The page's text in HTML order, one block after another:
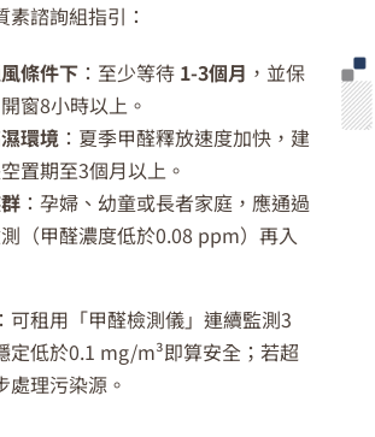
諮詢組指引：
條件下 ：至少等待 1-3個月 ，並保
窗8小時以上。
環境 ：夏季甲醛釋放速度加快，建
置期至3個月以上。
：孕婦、幼童或長者家庭，應通過
（甲醛濃度低於0.08 ppm）再入
：可租用「甲醛檢測儀」連續監測3
定低於0.1 mg/m³即算安全；若超
處理污染源。